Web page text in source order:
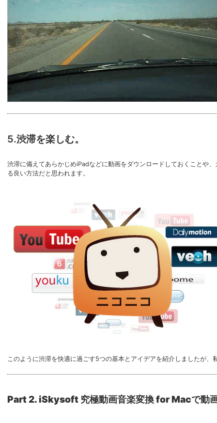
5.渋滞を楽しむ。
渋滞に備えてあらかじめiPadなどに動画をダウンロードしておくことや
る良い方法だと思われます。
このように渋滞を快適に過ごす5つの基本とアイデアを紹介しましたが
Part 2. iSkysoft 究極動画音楽変換 for Macで動